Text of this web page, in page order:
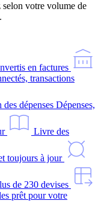
votre volume de
en factures
transactions
des dépenses Dépenses,
Livre des
toujours à jour
de 230 devises
prêt pour votre